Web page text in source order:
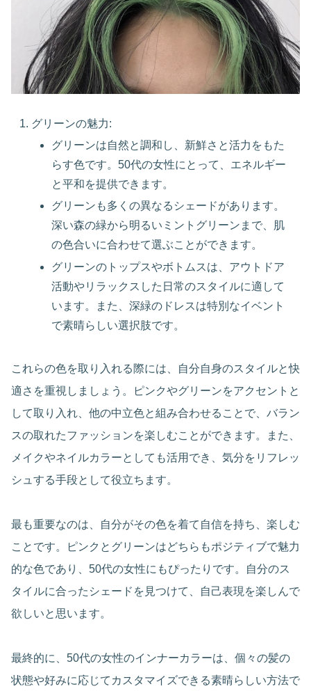
グリーンの魅力:
グリーンは自然と調和し、新鮮さと活力をもた
らす色です。50代の女性にとって、エネルギー
と平和を提供できます。
グリーンも多くの異なるシェードがあります。
深い森の緑から明るいミントグリーンまで、肌
の色合いに合わせて選ぶことができます。
グリーンのトップスやボトムスは、アウトドア
活動やリラックスした日常のスタイルに適して
います。また、深緑のドレスは特別なイベント
で素晴らしい選択肢です。
これらの色を取り入れる際には、自分自身のスタイルと快
適さを重視しましょう。ピンクやグリーンをアクセントと
して取り入れ、他の中立色と組み合わせることで、バラン
スの取れたファッションを楽しむことができます。また、
メイクやネイルカラーとしても活用でき、気分をリフレッ
シュする手段として役立ちます。
最も重要なのは、自分がその色を着て自信を持ち、楽しむ
ことです。ピンクとグリーンはどちらもポジティブで魅力
的な色であり、50代の女性にもぴったりです。自分のス
タイルに合ったシェードを見つけて、自己表現を楽しんで
欲しいと思います。
最終的に、50代の女性のインナーカラーは、個々の髪の
状態や好みに応じてカスタマイズできる素晴らしい方法で